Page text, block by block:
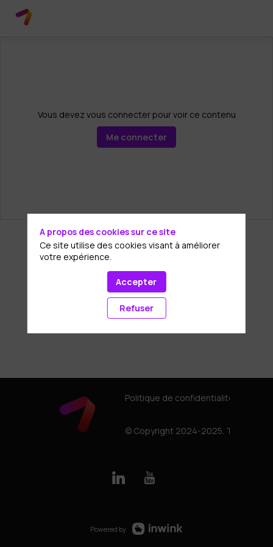
Vous devez vous connecter pour voir ce contenu
Me connecter
Politique de confidentialité
© Copyright 2024-2025. Tous
Powered by
A propos des cookies sur ce site
Ce site utilise des cookies visant à améliorer
votre expérience.
Accepter
Refuser